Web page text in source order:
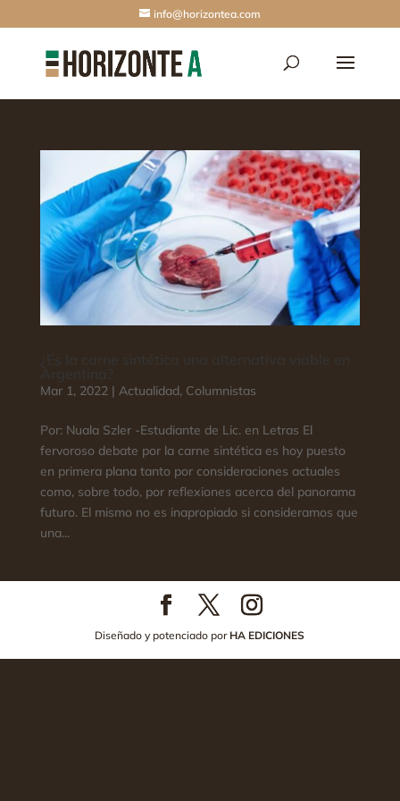
info@horizontea.com
Mar 1, 2022| Actualidad, Columnistas
Por: Nuala Szler -Estudiante de Lic. en Letras El
fervoroso debate por la carne sintética es hoy puesto
en primera plana tanto por consideraciones actuales
como, sobre todo, por reflexiones acerca del panorama
futuro. El mismo no es inapropiado si consideramos que
una...
Diseñado y potenciado por HA EDICIONES